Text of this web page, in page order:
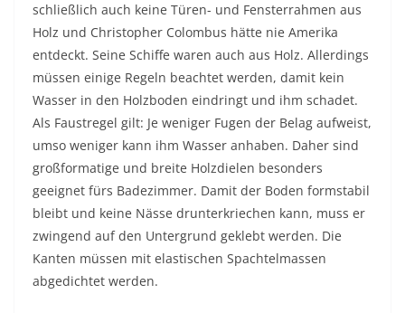
schließlich auch keine Türen- und Fensterrahmen aus
Holz und Christopher Colombus hätte nie Amerika
entdeckt. Seine Schiffe waren auch aus Holz. Allerdings
müssen einige Regeln beachtet werden, damit kein
Wasser in den Holzboden eindringt und ihm schadet.
Als Faustregel gilt: Je weniger Fugen der Belag aufweist,
umso weniger kann ihm Wasser anhaben. Daher sind
großformatige und breite Holzdielen besonders
geeignet fürs Badezimmer. Damit der Boden formstabil
bleibt und keine Nässe drunterkriechen kann, muss er
zwingend auf den Untergrund geklebt werden. Die
Kanten müssen mit elastischen Spachtelmassen
abgedichtet werden.